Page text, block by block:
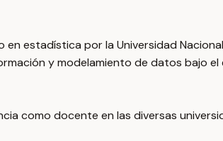
en estadística por la Universidad
y modelamiento de datos bajo el
como docente en las diversas